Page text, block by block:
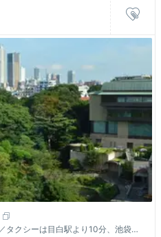
タクシーは目白駅より10分、池袋